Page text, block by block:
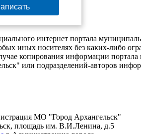
интернет портала
иных носителях без каких-либо
копирования информации
или подразделений-авторов
МО "Город Архангельск"
площадь им. В.И.Ленина, д.5